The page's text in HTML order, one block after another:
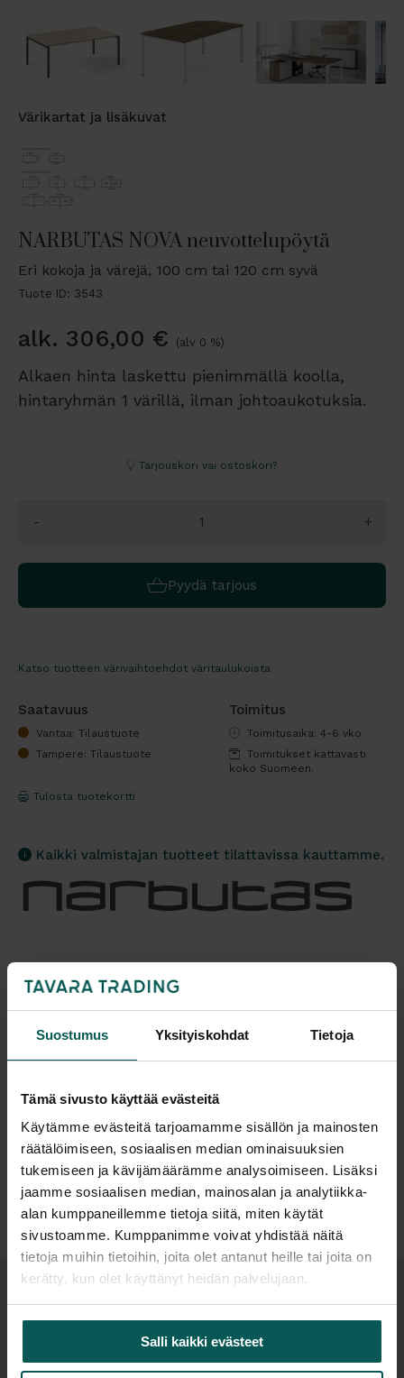
Suostumus Yksityiskohdat Tietoja
Tämä sivusto käyttää evästeitä
Käytämme evästeitä tarjoamamme sisällön ja mainosten
räätälöimiseen, sosiaalisen median ominaisuuksien
tukemiseen ja kävijämäärämme analysoimiseen. Lisäksi
jaamme sosiaalisen median, mainosalan ja analytiikka-
alan kumppaneillemme tietoja siitä, miten käytät
sivustoamme. Kumppanimme voivat yhdistää näitä
tietoja muihin tietoihin, joita olet antanut heille tai joita on
kerätty, kun olet käyttänyt heidän palvelujaan.
Salli kaikki evästeet
Värikartat ja lisäkuvat
NARBUTAS NOVA neuvottelupöytä
Eri kokoja ja värejä, 100 cm tai 120 cm syvä
Tuote ID: 3543
alk. 306,00 € (alv 0 %)
Alkaen hinta laskettu pienimmällä koolla,
hintaryhmän 1 värillä, ilman johtoaukotuksia.
Tarjouskori vai ostoskori?
- +
Pyydä tarjous
Katso tuotteen värivaihtoehdot väritaulukoista
Saatavuus
Vantaa: Tilaustuote
Tampere: Tilaustuote
Toimitus
Toimitusaika: 4-6 vko
Toimitukset kattavasti
koko Suomeen.
Tulosta tuotekortti
Kaikki valmistajan tuotteet tilattavissa kauttamme.
Tuotekuvaus
materiaali on helppohoitoista ja huoletonta
matalapainelaminaattia tai viilua, jalat maalattua
metallia.
Halutessa pöydän saa tilattua pöydän keskelle
tulevalla metallisella johtoluukulla ja -kourulla
(sähköpistokkeet eivät sisälly hintaan, tilattava
erikseen).
tarvittaessa asentaa kaksi tai vaikka useammankin
Lisätiedot
Lisätarvikkeet: